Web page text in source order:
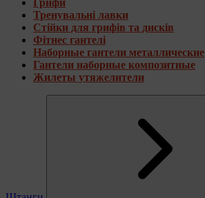
Тренувальні лавки
Стійки для грифів та дисків
Фітнес гантелі
Наборные гантели металлические
Гантели наборные композитные
Жилеты утяжелители